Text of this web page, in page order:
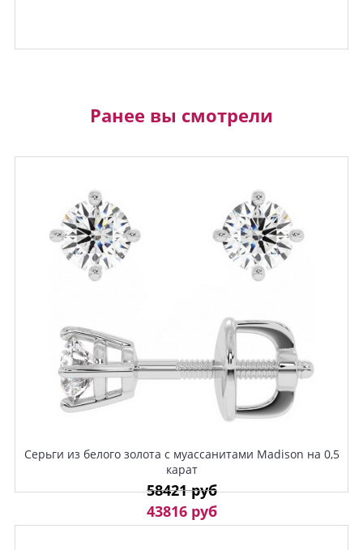
Ранее вы смотрели
Серьги из белого золота с муассанитами Madison на 0,5
карат
58421 руб
43816 руб